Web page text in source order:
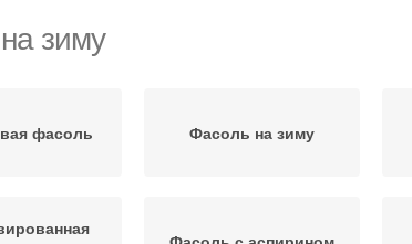
зиму
фасоль Фасоль на зиму